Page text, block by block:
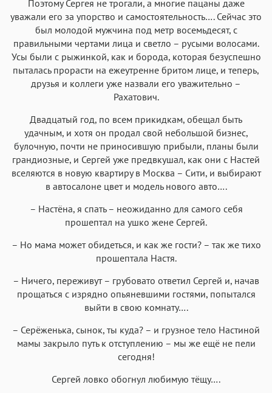
Поэтому Сергея не трогали, а многие пацаны даже
уважали его за упорство и самостоятельность…. Сейчас это
был молодой мужчина под метр восемьдесят, с
правильными чертами лица и светло – русыми волосами.
Усы были с рыжинкой, как и борода, которая безуспешно
пыталась прорасти на ежеутренне бритом лице, и теперь,
друзья и коллеги уже назвали его уважительно –
Рахатович.
Двадцатый год, по всем прикидкам, обещал быть
удачным, и хотя он продал свой небольшой бизнес,
булочную, почти не приносившую прибыли, планы были
грандиозные, и Сергей уже предвкушал, как они с Настей
вселяются в новую квартиру в Москва – Сити, и выбирают
в автосалоне цвет и модель нового авто….
– Настёна, я спать – неожиданно для самого себя
прошептал на ушко жене Сергей.
– Но мама может обидеться, и как же гости? – так же тихо
прошептала Настя.
– Ничего, переживут – грубовато ответил Сергей и, начав
прощаться с изрядно опьяневшими гостями, попытался
выйти в свою комнату….
– Серёженька, сынок, ты куда? – и грузное тело Настиной
мамы закрыло путь к отступлению – мы же ещё не пели
сегодня!
Сергей ловко обогнул любимую тёщу….